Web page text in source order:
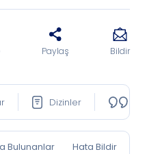
Paylaş Bildir
Dizinler
Bulunanlar Hata Bildir